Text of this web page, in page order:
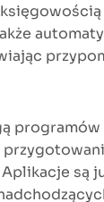
programów
są